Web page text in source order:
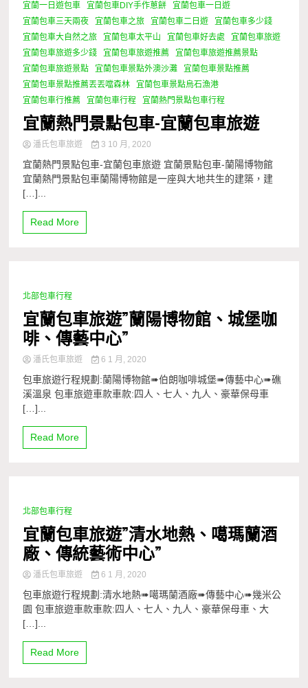
宜蘭一日遊包車
宜蘭包車DIY手作蔥餅
宜蘭包車一日遊
宜蘭包車三天兩夜
宜蘭包車之旅 宜蘭包車二日遊
宜蘭包車多少錢
宜蘭包車大自然之旅
宜蘭包車太平山 宜蘭包車好去處
宜蘭包車旅遊
宜蘭包車旅遊多少錢
宜蘭包車旅遊推薦
宜蘭包車旅遊推薦景點
宜蘭包車旅遊景點
宜蘭包車景點外澳沙灘
宜蘭包車景點推薦
宜蘭包車景點推薦丟丟噹森林
宜蘭包車景點烏石漁港
宜蘭包車行推薦
宜蘭包車行程 宜蘭熱門景點包車行程
宜蘭熱門景點包車-宜蘭包車旅遊
潘氏包車旅遊 3 10 月, 2020
宜蘭熱門景點包車-宜蘭包車旅遊 宜蘭景點包車-蘭陽博物館
宜蘭熱門景點包車蘭陽博物館是一座與大地共生的建築，建
[…]...
Read More
1 Minute
北部包車行程
宜蘭包車旅遊”蘭陽博物館、城堡咖
啡、傳藝中心”
潘氏包車旅遊 6 1 月, 2020
包車旅遊行程規劃:蘭陽博物館➠伯朗咖啡城堡➠傳藝中心➠礁
溪溫泉 包車旅遊車款車款:四人、七人、九人、豪華保母車
[…]...
Read More
1 Minute
北部包車行程
宜蘭包車旅遊”清水地熱、噶瑪蘭酒
廠、傳統藝術中心”
潘氏包車旅遊 6 1 月, 2020
包車旅遊行程規劃:清水地熱➠噶瑪蘭酒廠➠傳藝中心➠幾米公
園 包車旅遊車款車款:四人、七人、九人、豪華保母車、大
[…]...
Read More